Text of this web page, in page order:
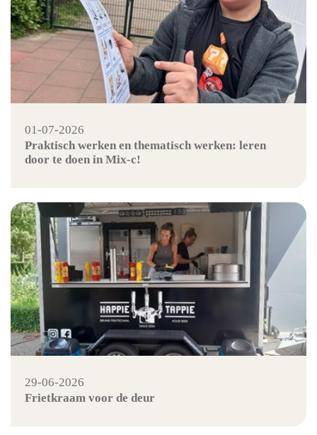
01-07-2026
Praktisch werken en thematisch werken: leren
door te doen in Mix-c!
29-06-2026
Frietkraam voor de deur